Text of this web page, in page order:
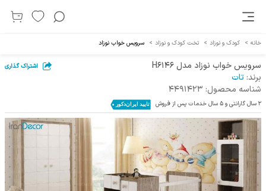
خانه > کودک و نوزاد > تخت کودک و نوزاد > سرویس خواب نوزاد
سرویس خواب نوزاد مدل H6146 اشتراک گذاری
برند:تات
شناسه محصول: 4491423
2 سال گارانتی و 5 سال خدمات پس از فروش